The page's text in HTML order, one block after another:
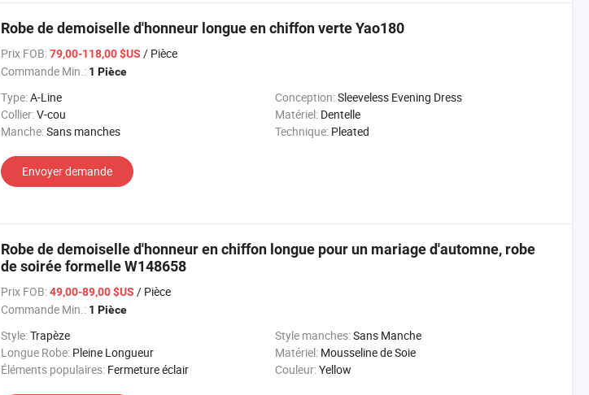
Robe de demoiselle d'honneur longue en chiffon verte Yao180
Prix FOB:79,00-118,00 $US / Pièce
Commande Min.: 1 Pièce
Type:A-Line Conception:Sleeveless Evening Dress
Collier:V-cou Matériel: Dentelle
Manche:Sans manches Technique: Pleated
Envoyer demande
Robe de demoiselle d'honneur en chiffon longue pour un mariage d'automne, robe
de soirée formelle W148658
Prix FOB:49,00-89,00 $US / Pièce
Commande Min.: 1 Pièce
Style:Trapèze Style manches:Sans Manche
Longue Robe: Pleine Longueur Matériel: Mousseline de Soie
Éléments populaires: Fermeture éclair Couleur:Yellow